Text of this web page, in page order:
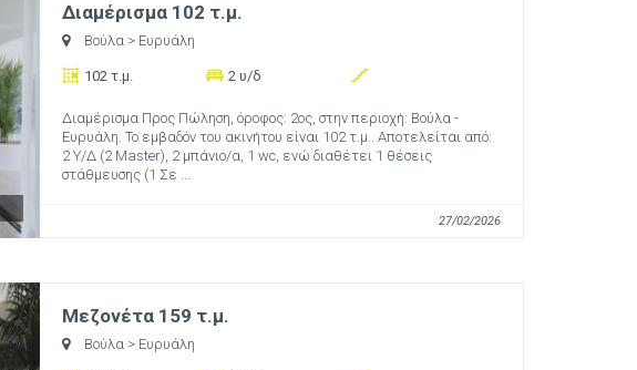
Διαμέρισμα 102 τ.μ.
Βούλα > Ευρυάλη
102 τ.μ. 2 υ/δ
Διαμέρισμα Προς Πώληση, όροφος: 2ος, στην περιοχή: Βούλα -
Ευρυάλη. Το εμβαδόν του ακινήτου είναι 102 τ.μ.. Αποτελείται από:
2 Υ/Δ (2 Master), 2 μπάνιο/α, 1 wc, ενώ διαθέτει 1 θέσεις
στάθμευσης (1 Σε ...
27/02/2026
Μεζονέτα 159 τ.μ.
Βούλα > Ευρυάλη